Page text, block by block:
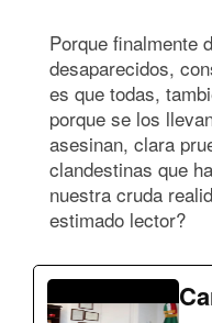
Porque finalmente
desaparecidos,
es que todas,
porque se los
asesinan, clara
clandestinas que
nuestra cruda
estimado lector?